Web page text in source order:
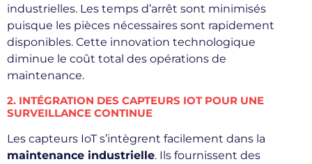
industrielles. Les temps d’arrêt sont minimisés
puisque les pièces nécessaires sont rapidement
disponibles. Cette innovation technologique
diminue le coût total des opérations de
maintenance.
2. INTÉGRATION DES CAPTEURS IOT POUR UNE
SURVEILLANCE CONTINUE
Les capteurs IoT s’intègrent facilement dans la
maintenance industrielle. Ils fournissent des